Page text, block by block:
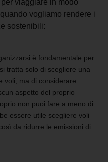
viaggiare in modo
vogliamo rendere i
sostenibili:
è fondamentale per
tratta solo di scegliere una
voli, ma di considerare
aspetto del proprio
non puoi fare a meno di
essere utile scegliere voli
da ridurre le emissioni di